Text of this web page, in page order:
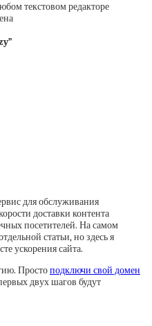
текстовом редакторе
для обслуживания
доставки контента
посетителей. На самом
статьи, но здесь я
ускорения сайта.
Простоподключи свой домен
двух шагов будут